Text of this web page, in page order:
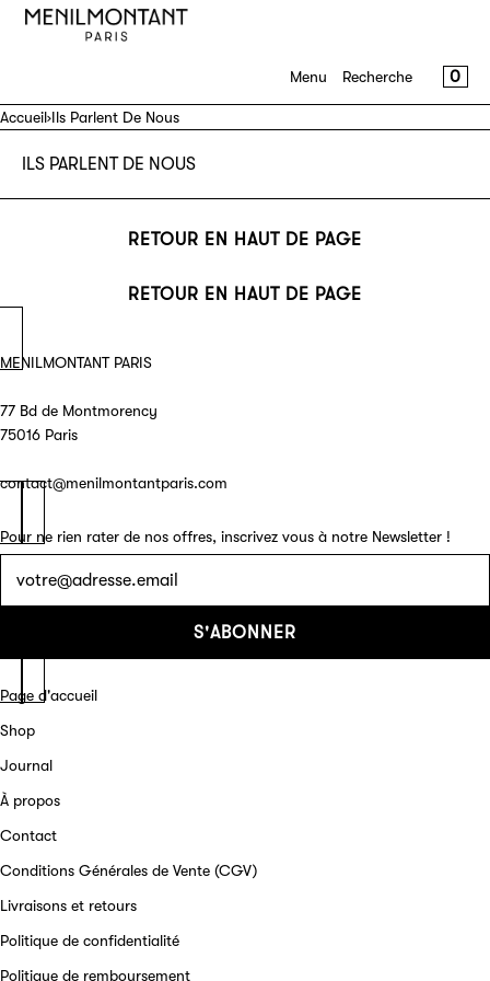
IGNORER ET PASSER AU CONTENU
FERMERMenu Recherche 0
Accueil›Ils Parlent De Nous
ILS PARLENT DE NOUS
RETOUR EN HAUT DE PAGE
RETOUR EN HAUT DE PAGE
MENILMONTANT PARIS
77 Bd de Montmorency
75016 Paris
contact@menilmontantparis.com
Pour ne rien rater de nos offres, inscrivez vous à notre Newsletter !
d'information
S'ABONNER
Page d'accueil
Shop
Journal
À propos
Contact
Conditions Générales de Vente (CGV)
Livraisons et retours
Politique de confidentialité
Politique de remboursement